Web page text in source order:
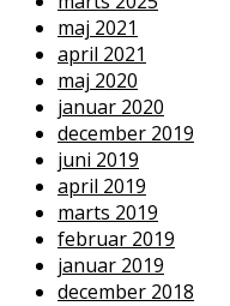
maj 2021
april 2021
maj 2020
januar 2020
december 2019
juni 2019
april 2019
marts 2019
februar 2019
januar 2019
december 2018